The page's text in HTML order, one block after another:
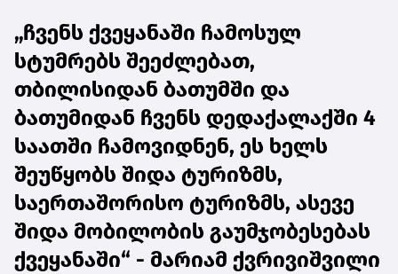
„ჩვენს ქვეყანაში ჩამოსულ
სტუმრებს შეეძლებათ,
თბილისიდან ბათუმში და
ბათუმიდან ჩვენს დედაქალაქში 4
საათში ჩამოვიდნენ, ეს ხელს
შეუწყობს შიდა ტურიზმს,
საერთაშორისო ტურიზმს, ასევე
შიდა მობილობის გაუმჯობესებას
ქვეყანაში“ - მარიამ ქვრივიშვილი